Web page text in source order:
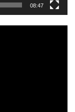
08:47